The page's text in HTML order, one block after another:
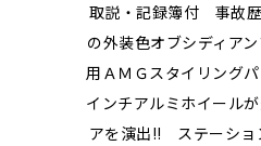
取説・記録簿付 事故
の外装色オブシディア
用ＡＭＧスタイリング
インチアルミホイール
アを演出!! ステーショ